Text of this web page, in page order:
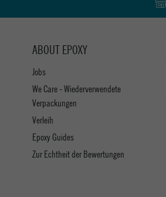
ABOUT EPOXY
Jobs
We Care - Wiederverwendete
Verpackungen
Verleih
Epoxy Guides
Zur Echtheit der Bewertungen